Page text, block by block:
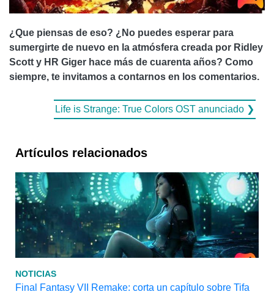
¿Que piensas de eso? ¿No puedes esperar para
sumergirte de nuevo en la atmósfera creada por Ridley
Scott y HR Giger hace más de cuarenta años? Como
siempre, te invitamos a contarnos en los comentarios.
Life is Strange: True Colors OST anunciado ❯
Artículos relacionados
NOTICIAS
Final Fantasy VII Remake: corta un capítulo sobre Tifa